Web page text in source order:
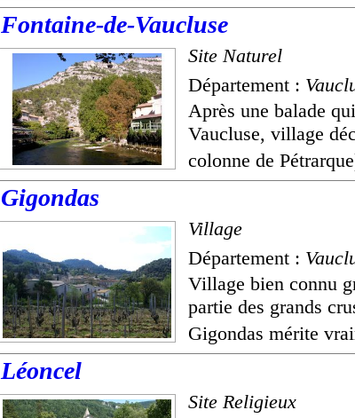
Fontaine-de-Vaucluse
Site Naturel
Département :
Après une balade
Vaucluse, village
colonne de
Gigondas
Village
Département :
Village bien connu
partie des grands
Gigondas mérite
Léoncel
Site Religieux